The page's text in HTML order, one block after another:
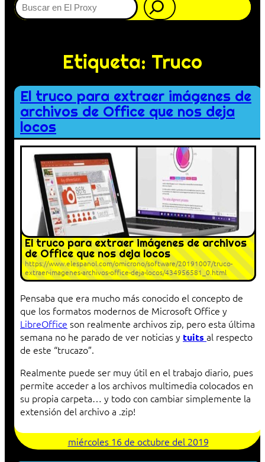
Etiqueta: Truco
El truco para extraer imágenes de
archivos de Office que nos deja
locos
El truco para extraer imágenes de archivos
de Office que nos deja locos
https://www.elespanol.com/omicrono/software/20191007/truco-
extraer-imagenes-archivos-office-deja-locos/434956581_0.html
Pensaba que era mucho más conocido el concepto de
que los formatos modernos de Microsoft Office y
LibreOffice son realmente archivos zip, pero esta última
semana no he parado de ver noticias y tuits al respecto
de este “trucazo”.
Realmente puede ser muy útil en el trabajo diario, pues
permite acceder a los archivos multimedia colocados en
su propia carpeta… y todo con cambiar simplemente la
extensión del archivo a .zip!
miércoles 16 de octubre del 2019